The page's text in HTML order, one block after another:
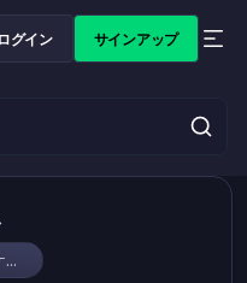
ログイン サインアップ
キャッシュバックのサポートチケットを作成する方法